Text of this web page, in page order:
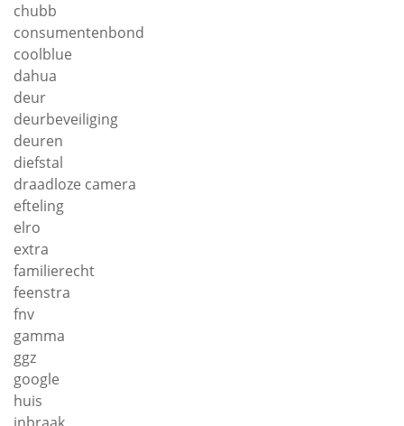
chubb
consumentenbond
coolblue
dahua
deur
deurbeveiliging
deuren
diefstal
draadloze camera
efteling
elro
extra
familierecht
feenstra
fnv
gamma
ggz
google
huis